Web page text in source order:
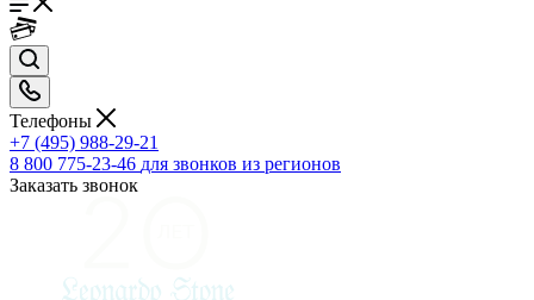
Телефоны
+7 (495) 988-29-21
8 800 775-23-46 для звонков из регионов
Заказать звонок